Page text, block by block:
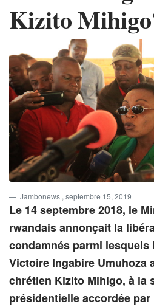
Kizito
Jambonews , septembre 15, 2019
Le 14 septembre 2018, le
rwandais annonçait la
condamnés parmi lesquels
Victoire Ingabire Umuhoza
chrétien Kizito Mihigo, à la
présidentielle accordée par